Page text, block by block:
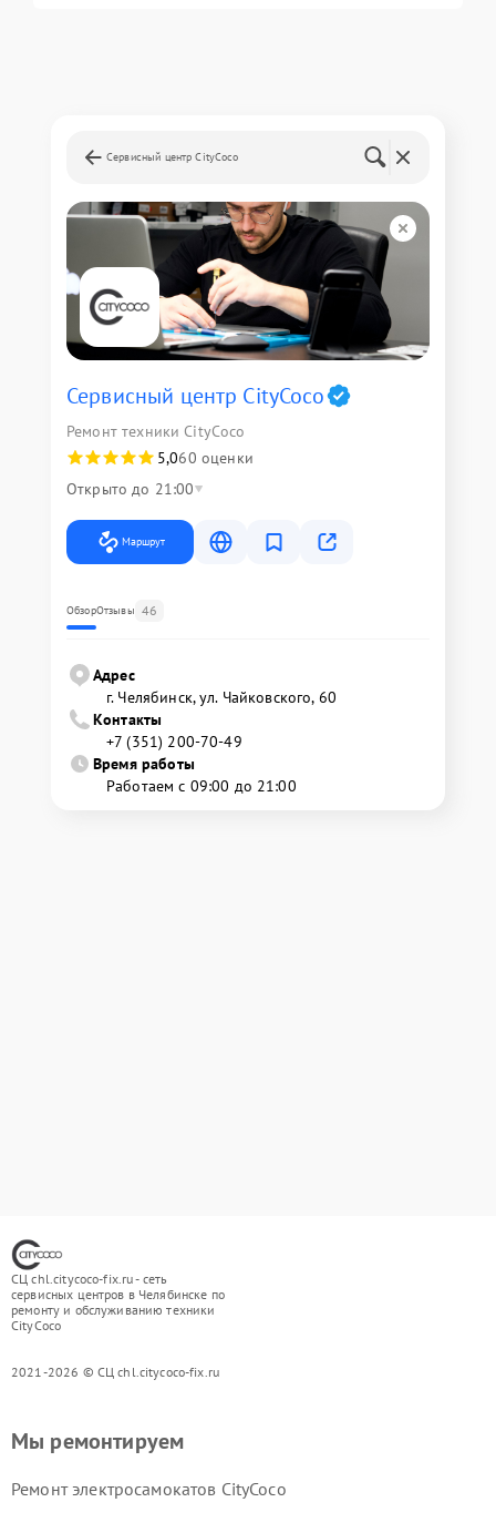
Сервисный центр CityCoco
Сервисный центр CityCoco
Ремонт техники CityCoco
5,060 оценки
Открыто до 21:00
Маршрут
ОбзорОтзывы 46
Адрес
г. Челябинск, ул. Чайковского, 60
Контакты
+7 (351) 200-70-49
Время работы
Работаем с 09:00 до 21:00
СЦ chl.citycoco-fix.ru - сеть
сервисных центров в Челябинске по
ремонту и обслуживанию техники
CityCoco
2021-2026 © СЦ chl.citycoco-fix.ru
Мы ремонтируем
Ремонт электросамокатов CityCoco